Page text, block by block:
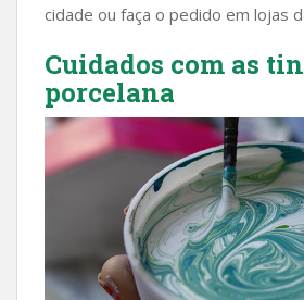
cidade ou faça o pedido em lojas
Cuidados com as
porcelana